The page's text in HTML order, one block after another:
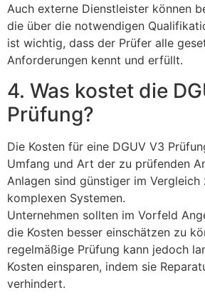
Auch externe Dienstleister können
die über die notwendigen
ist wichtig, dass der Prüfer alle
Anforderungen kennt und erfüllt.
4. Was kostet die
Prüfung?
Die Kosten für eine DGUV V3
Umfang und Art der zu prüfenden
Anlagen sind günstiger im Vergleich
komplexen Systemen.
Unternehmen sollten im Vorfeld
die Kosten besser einschätzen zu
regelmäßige Prüfung kann jedoch
Kosten einsparen, indem sie
verhindert.